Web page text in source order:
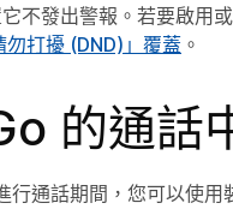
不發出警報。若要啟用
打擾 (DND)」覆蓋 。
的通話
通話期間，您可以使